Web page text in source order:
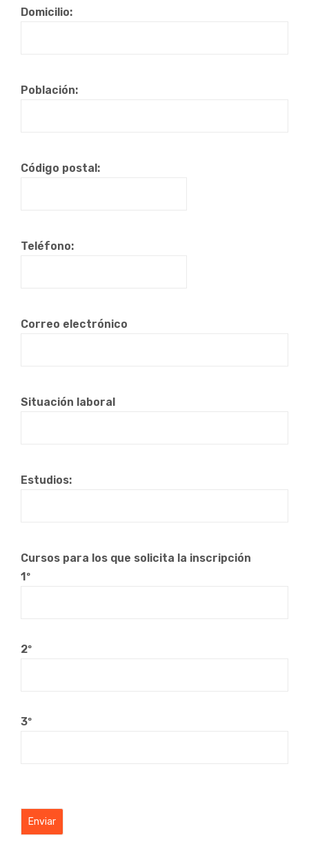
Domicilio:
Población:
Código postal:
Teléfono:
Correo electrónico
Situación laboral
Estudios:
Cursos para los que solicita la inscripción
1º
2º
3º